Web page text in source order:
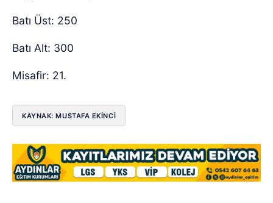
Batı Üst: 250
Batı Alt: 300
Misafir: 21.
KAYNAK: MUSTAFA EKINCI